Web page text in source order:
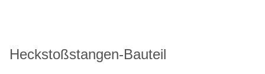
Heckstoßstangen-Bauteil